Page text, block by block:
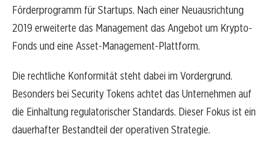
Förderprogramm für Startups. Nach einer Neuausrichtung
2019 erweiterte das Management das Angebot um Krypto-
Fonds und eine Asset-Management-Plattform.
Die rechtliche Konformität steht dabei im Vordergrund.
Besonders bei Security Tokens achtet das Unternehmen auf
die Einhaltung regulatorischer Standards. Dieser Fokus ist ein
dauerhafter Bestandteil der operativen Strategie.